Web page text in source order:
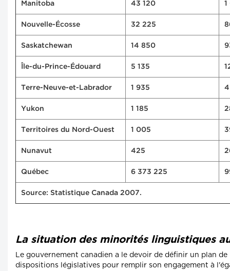
Manitoba 43 120 1
Nouvelle-Écosse 32 225
Saskatchewan 14 850
Île-du-Prince-Édouard 5 135
Terre-Neuve-et-Labrador 1 935
Yukon 1 185
Territoires du Nord-Ouest 1 005
Nunavut 425
Québec 6 373 225
Source: Statistique Canada 2007.
La situation des minorités linguistiques
Le gouvernement canadien a le devoir de définir un plan
dispositions législatives pour remplir son engagement à